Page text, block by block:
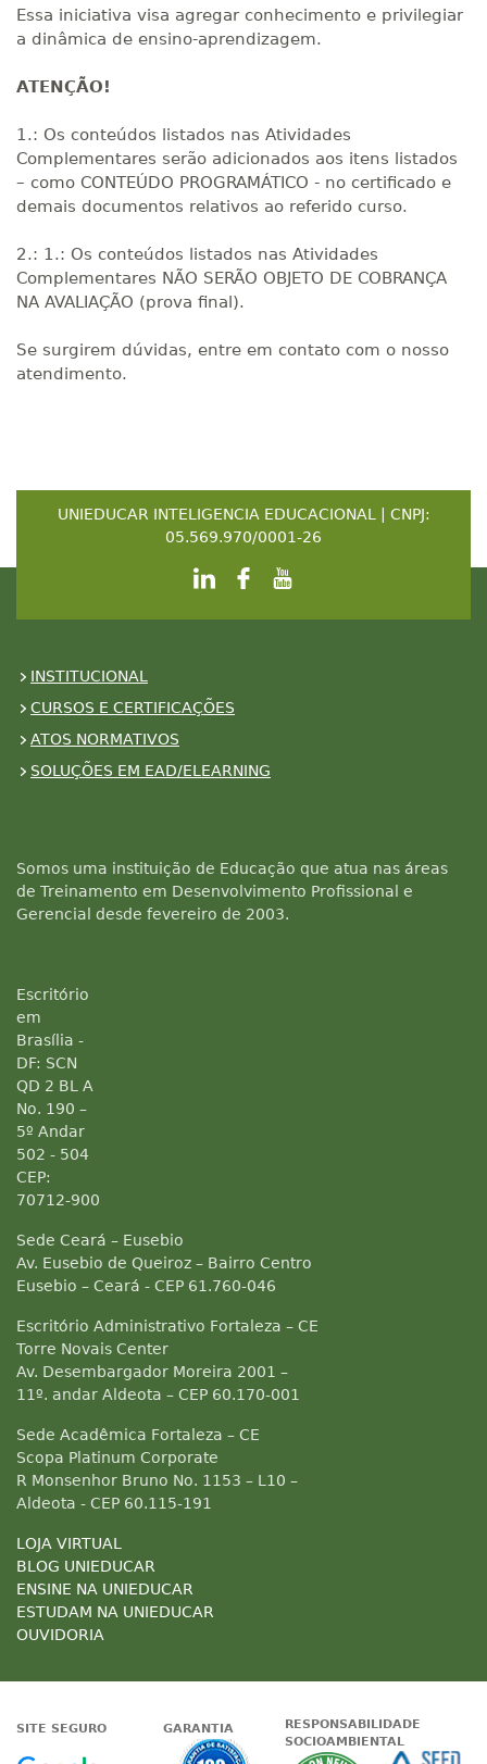
Essa iniciativa visa agregar conhecimento e privilegiar
a dinâmica de ensino-aprendizagem.
ATENÇÃO!
1.: Os conteúdos listados nas Atividades
Complementares serão adicionados aos itens listados
– como CONTEÚDO PROGRAMÁTICO - no certificado e
demais documentos relativos ao referido curso.
2.: 1.: Os conteúdos listados nas Atividades
Complementares NÃO SERÃO OBJETO DE COBRANÇA
NA AVALIAÇÃO (prova final).
Se surgirem dúvidas, entre em contato com o nosso
atendimento.
UNIEDUCAR INTELIGENCIA EDUCACIONAL | CNPJ:
05.569.970/0001-26
INSTITUCIONAL
CURSOS E CERTIFICAÇÕES
ATOS NORMATIVOS
SOLUÇÕES EM EAD/ELEARNING
Somos uma instituição de Educação que atua nas áreas
de Treinamento em Desenvolvimento Profissional e
Gerencial desde fevereiro de 2003.
Escritório
em
Brasília -
DF: SCN
QD 2 BL A
No. 190 –
5º Andar
502 - 504
CEP:
70712-900
Sede Ceará – Eusebio
Av. Eusebio de Queiroz – Bairro Centro
Eusebio – Ceará - CEP 61.760-046
Escritório Administrativo Fortaleza – CE
Torre Novais Center
Av. Desembargador Moreira 2001 –
11º. andar Aldeota – CEP 60.170-001
Sede Acadêmica Fortaleza – CE
Scopa Platinum Corporate
R Monsenhor Bruno No. 1153 – L10 –
Aldeota - CEP 60.115-191
LOJA VIRTUAL
BLOG UNIEDUCAR
ENSINE NA UNIEDUCAR
ESTUDAM NA UNIEDUCAR
OUVIDORIA
SITE SEGURO
Google - Status do site no
GARANTIA
Garantia de
RESPONSABILIDADE
SOCIOAMBIENTAL